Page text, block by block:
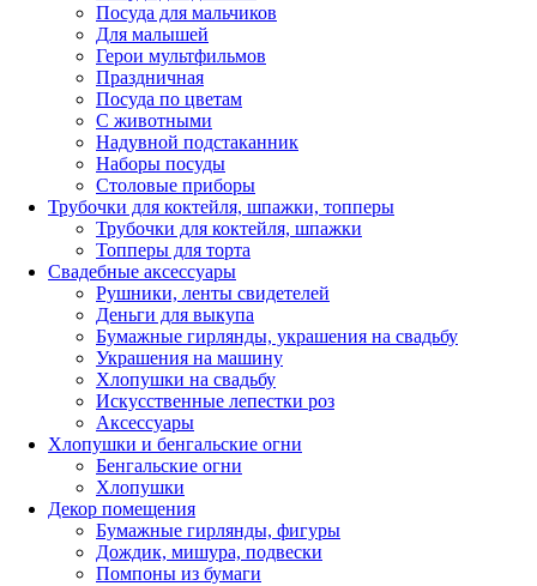
Посуда для мальчиков
Для малышей
Герои мультфильмов
Праздничная
Посуда по цветам
С животными
Надувной подстаканник
Наборы посуды
Столовые приборы
Трубочки для коктейля, шпажки, топперы
Трубочки для коктейля, шпажки
Топперы для торта
Свадебные аксессуары
Рушники, ленты свидетелей
Деньги для выкупа
Бумажные гирлянды, украшения на свадьбу
Украшения на машину
Хлопушки на свадьбу
Искусственные лепестки роз
Аксессуары
Хлопушки и бенгальские огни
Бенгальские огни
Хлопушки
Декор помещения
Бумажные гирлянды, фигуры
Дождик, мишура, подвески
Помпоны из бумаги